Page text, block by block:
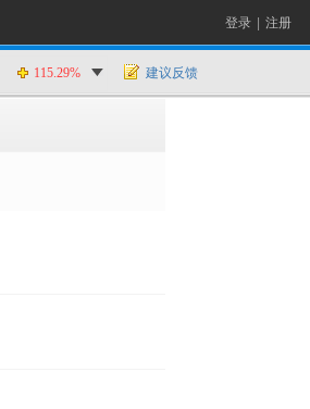
登录 注册
115.29% 建议反馈